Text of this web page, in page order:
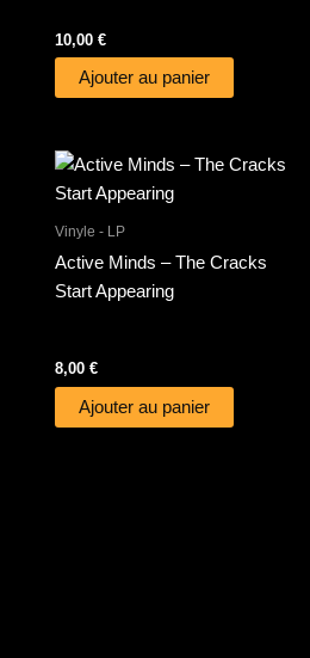
10,00 €
Ajouter au panier
Vinyle - LP
Active Minds – The Cracks
Start Appearing
8,00 €
Ajouter au panier